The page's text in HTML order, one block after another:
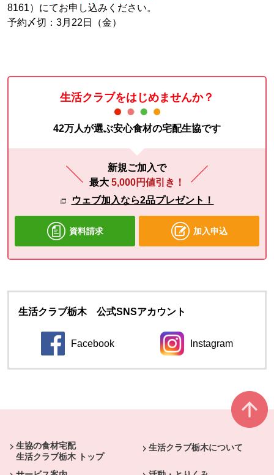
8161）にてお申し込みください。
予約〆切：3月22日（金）
生活クラブをはじめませんか？
42万人が選ぶ安心食材の宅配生協です
新規ご加入で
最大 5,000円値引き！
ウェブ加入なら2品プレゼント！
資料請求 加入申込
生活クラブ栃木 公式SNSアカウント
Facebook
別のウィンドウで開きます。
Instagram
別のウィンドウ
生協の食材宅配
生活クラブ栃木 トップ
生活クラブ栃木について